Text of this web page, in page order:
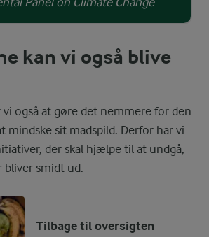
kan vi også blive
vi også at gøre det nemmere for den
mindske sit madspild. Derfor har vi
der skal hjælpe til at undgå,
bliver smidt ud.
Tilbage til oversigten